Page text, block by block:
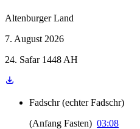
Altenburger Land
7. August 2026
24. Safar 1448 AH
Fadschr (echter Fadschr)
(Anfang Fasten) 03:08